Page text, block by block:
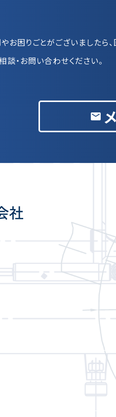
お困りごとがございましたら、
談・お問い合わせください。
email